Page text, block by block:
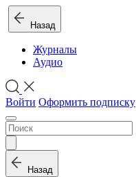
Назад
Журналы
Аудио
Войти Оформить подписку
Назад